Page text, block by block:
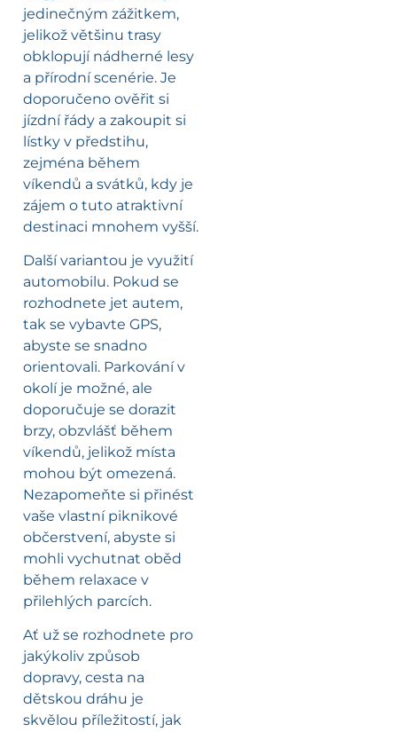
jedinečným zážitkem,
jelikož většinu trasy
obklopují nádherné lesy
a přírodní scenérie. Je
doporučeno ověřit si
jízdní řády a zakoupit si
lístky v předstihu,
zejména během
víkendů a svátků, kdy je
zájem o tuto atraktivní
destinaci mnohem vyšší.
Další variantou je využití
automobilu. Pokud se
rozhodnete jet autem,
tak se vybavte GPS,
abyste se snadno
orientovali. Parkování v
okolí je možné, ale
doporučuje se dorazit
brzy, obzvlášť během
víkendů, jelikož místa
mohou být omezená.
Nezapomeňte si přinést
vaše vlastní piknikové
občerstvení, abyste si
mohli vychutnat oběd
během relaxace v
přilehlých parcích.
Ať už se rozhodnete pro
jakýkoliv způsob
dopravy, cesta na
dětskou dráhu je
skvělou příležitostí, jak